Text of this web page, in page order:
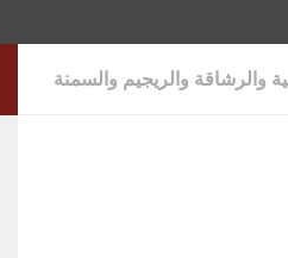
والرشاقة والريجيم والسمنة